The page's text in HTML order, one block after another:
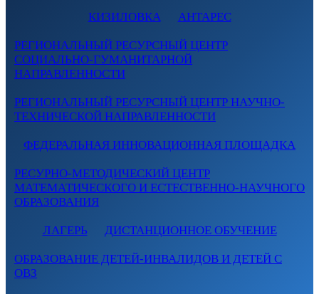
КИЗИЛОВКА АНТАРЕС
РЕГИОНАЛЬНЫЙ РЕСУРСНЫЙ ЦЕНТР
СОЦИАЛЬНО-ГУМАНИТАРНОЙ
НАПРАВЛЕННОСТИ
РЕГИОНАЛЬНЫЙ РЕСУРСНЫЙ ЦЕНТР НАУЧНО-
ТЕХНИЧЕСКОЙ НАПРАВЛЕННОСТИ
ФЕДЕРАЛЬНАЯ ИННОВАЦИОННАЯ ПЛОЩАДКА
РЕСУРНО-МЕТОДИЧЕСКИЙ ЦЕНТР
МАТЕМАТИЧЕСКОГО И ЕСТЕСТВЕННО-НАУЧНОГО
ОБРАЗОВАНИЯ
ЛАГЕРЬ ДИСТАНЦИОННОЕ ОБУЧЕНИЕ
ОБРАЗОВАНИЕ ДЕТЕЙ-ИНВАЛИДОВ И ДЕТЕЙ С
ОВЗ